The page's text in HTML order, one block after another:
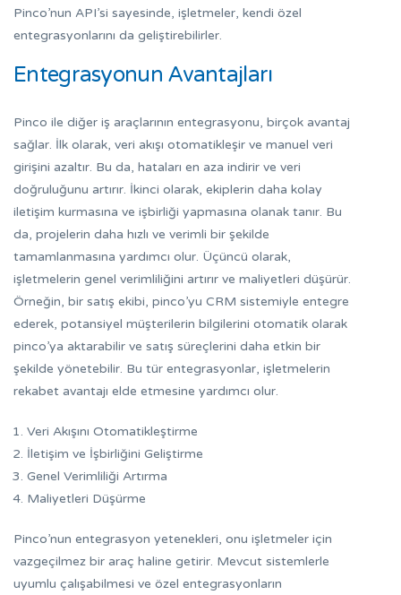
Pinco’nun API’si sayesinde, işletmeler, kendi özel
entegrasyonlarını da geliştirebilirler.
Entegrasyonun Avantajları
Pinco ile diğer iş araçlarının entegrasyonu, birçok avantaj
sağlar. İlk olarak, veri akışı otomatikleşir ve manuel veri
girişini azaltır. Bu da, hataları en aza indirir ve veri
doğruluğunu artırır. İkinci olarak, ekiplerin daha kolay
iletişim kurmasına ve işbirliği yapmasına olanak tanır. Bu
da, projelerin daha hızlı ve verimli bir şekilde
tamamlanmasına yardımcı olur. Üçüncü olarak,
işletmelerin genel verimliliğini artırır ve maliyetleri düşürür.
Örneğin, bir satış ekibi, pinco’yu CRM sistemiyle entegre
ederek, potansiyel müşterilerin bilgilerini otomatik olarak
pinco’ya aktarabilir ve satış süreçlerini daha etkin bir
şekilde yönetebilir. Bu tür entegrasyonlar, işletmelerin
rekabet avantajı elde etmesine yardımcı olur.
Veri Akışını Otomatikleştirme
İletişim ve İşbirliğini Geliştirme
Genel Verimliliği Artırma
Maliyetleri Düşürme
Pinco’nun entegrasyon yetenekleri, onu işletmeler için
vazgeçilmez bir araç haline getirir. Mevcut sistemlerle
uyumlu çalışabilmesi ve özel entegrasyonların